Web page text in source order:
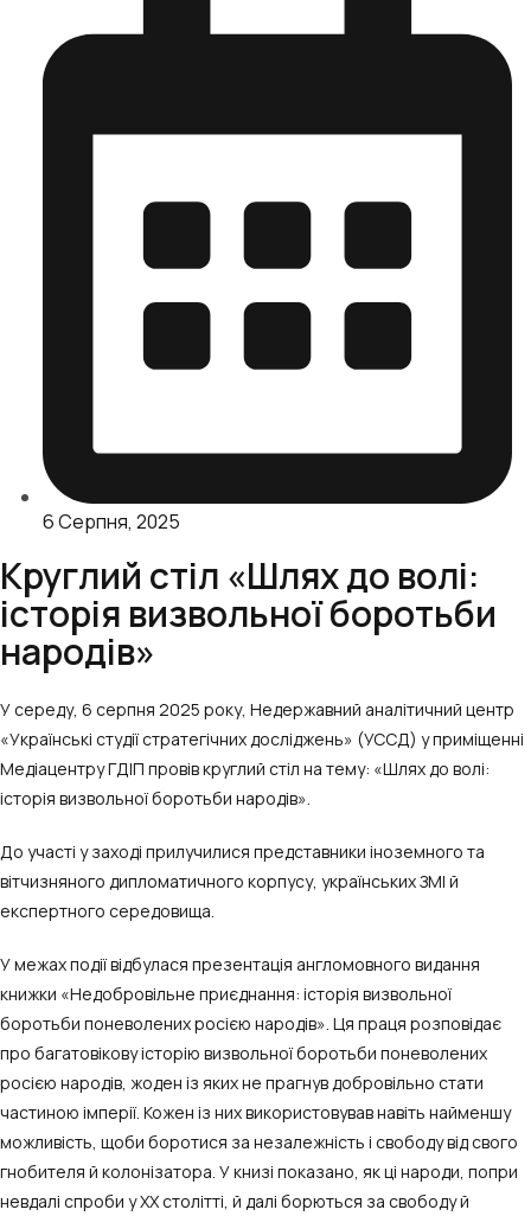
6 Серпня, 2025
Круглий стіл «Шлях до волі:
історія визвольної боротьби
народів»
У середу, 6 серпня 2025 року, Недержавний аналітичний центр
«Українські студії стратегічних досліджень» (УССД) у приміщенні
Медіацентру ГДІП провів круглий стіл на тему: «Шлях до волі:
історія визвольної боротьби народів».
До участі у заході прилучилися представники іноземного та
вітчизняного дипломатичного корпусу, українських ЗМІ й
експертного середовища.
У межах події відбулася презентація англомовного видання
книжки «Недобровільне приєднання: історія визвольної
боротьби поневолених росією народів». Ця праця розповідає
про багатовікову історію визвольної боротьби поневолених
росією народів, жоден із яких не прагнув добровільно стати
частиною імперії. Кожен із них використовував навіть найменшу
можливість, щоби боротися за незалежність і свободу від свого
гнобителя й колонізатора. У книзі показано, як ці народи, попри
невдалі спроби у ХХ столітті, й далі борються за свободу й